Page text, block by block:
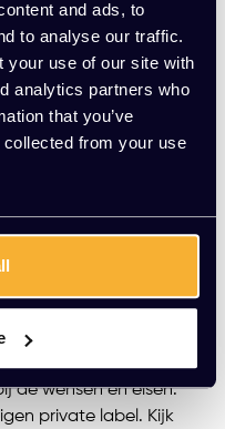
and ads, to
to analyse our traffic.
your use of our site with
analytics partners who
that you’ve
collected from your use
Kato
Ideaal voor meetings
geconcentreerd te
glazen
panelen. Maak je keuze
merken belcellen die
de wensen en eisen.
private label. Kijk